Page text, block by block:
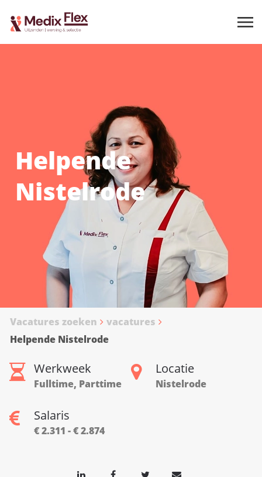
Helpende
Nistelrode
Vacatures zoeken
vacatures
Helpende Nistelrode
Werkweek
Fulltime, Parttime
Locatie
Nistelrode
Salaris
€ 2.311 - € 2.874